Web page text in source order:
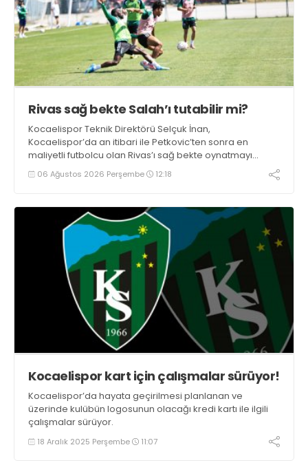
Rivas sağ bekte Salah’ı tutabilir mi?
Kocaelispor Teknik Direktörü Selçuk İnan,
Kocaelispor’da an itibari ile Petkovic’ten sonra en
maliyetli futbolcu olan Rivas’ı sağ bekte oynatmayı
düşünüyor.
06 Ağustos 2026 Perşembe 12:18
Kocaelispor kart için çalışmalar sürüyor!
Kocaelispor’da hayata geçirilmesi planlanan ve
üzerinde kulübün logosunun olacağı kredi kartı ile ilgili
çalışmalar sürüyor.
18 Aralık 2025 Perşembe 11:07